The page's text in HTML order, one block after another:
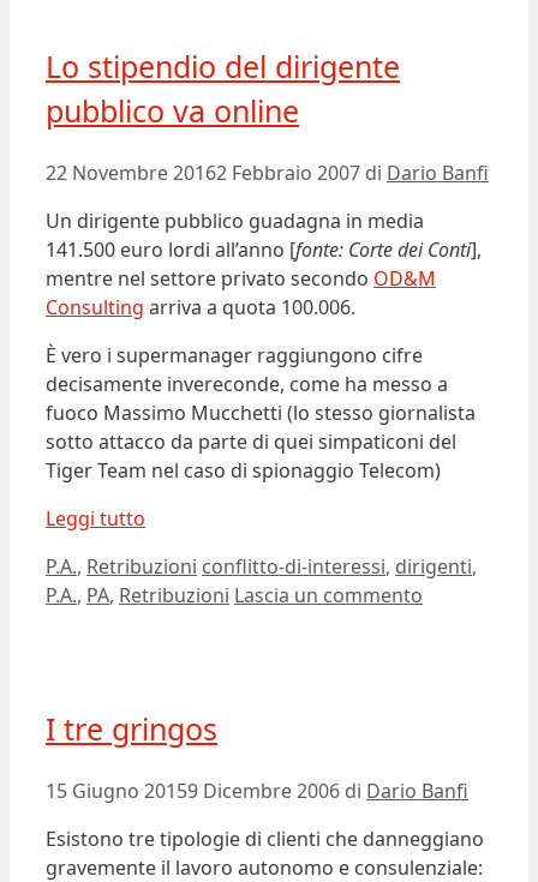
Lo stipendio del dirigente
pubblico va online
22 Novembre 20162 Febbraio 2007 di Dario Banfi
Un dirigente pubblico guadagna in media
141.500 euro lordi all’anno [fonte: Corte dei Conti],
mentre nel settore privato secondo OD&M
Consulting arriva a quota 100.006.
È vero i supermanager raggiungono cifre
decisamente invereconde, come ha messo a
fuoco Massimo Mucchetti (lo stesso giornalista
sotto attacco da parte di quei simpaticoni del
Tiger Team nel caso di spionaggio Telecom)
Leggi tutto
Categorie
P.A., Retribuzioni Tag
conflitto-di-interessi, dirigenti,
P.A., PA, Retribuzioni Lascia un commento
I tre gringos
15 Giugno 20159 Dicembre 2006 di Dario Banfi
Esistono tre tipologie di clienti che danneggiano
gravemente il lavoro autonomo e consulenziale: